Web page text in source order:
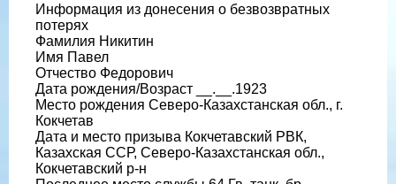
Информация из донесения о безвозвратных
потерях
Фамилия Никитин
Имя Павел
Отчество Федорович
Дата рождения/Возраст __.__.1923
Место рождения Северо-Казахстанская обл., г.
Кокчетав
Дата и место призыва Кокчетавский РВК,
Казахская ССР, Северо-Казахстанская обл.,
Кокчетавский р-н